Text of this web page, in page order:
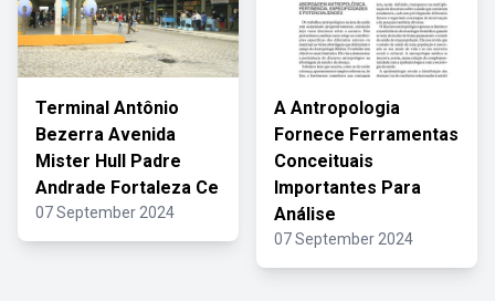
Terminal Antônio
Bezerra Avenida
Mister Hull Padre
Andrade Fortaleza Ce
07 September 2024
A Antropologia
Fornece Ferramentas
Conceituais
Importantes Para
Análise
07 September 2024